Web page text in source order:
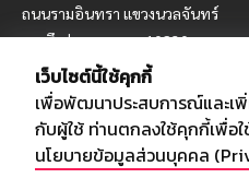
ถนนรามอินทรา แขวงนวลจันทร์
เขตบึงกุ่ม กรุงเทพฯ 10230
โทร : 02-5088-000
อีเมล์ : webmaster@siamsport.co.th
เว็บไซต์ : www.siamsport.co.th
เว็บไซต์นี้ใช้คุกกี้
เพื่อพัฒนาประสบการณ์และเ
กับผู้ใช้ ท่านตกลงใช้คุกกี้เพื่อ
นโยบายข้อมูลส่วนบุคคล